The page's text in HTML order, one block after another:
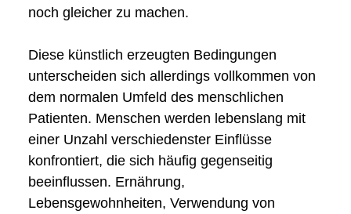
noch gleicher zu machen.
Diese künstlich erzeugten Bedingungen
unterscheiden sich allerdings vollkommen von
dem normalen Umfeld des menschlichen
Patienten. Menschen werden lebenslang mit
einer Unzahl verschiedenster Einflüsse
konfrontiert, die sich häufig gegenseitig
beeinflussen. Ernährung,
Lebensgewohnheiten, Verwendung von